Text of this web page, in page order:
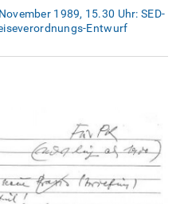
1989, 15.30 Uhr: SED-
Entwurf